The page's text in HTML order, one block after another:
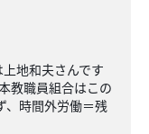
地和夫さんです
教職員組合はこの
、時間外労働＝残